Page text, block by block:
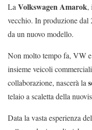
La Volkswagen Amarok,
vecchio. In produzione dal
da un nuovo modello.
Non molto tempo fa, VW
insieme veicoli
collaborazione, nascerà la
telaio a scaletta della
Data la vasta esperienza